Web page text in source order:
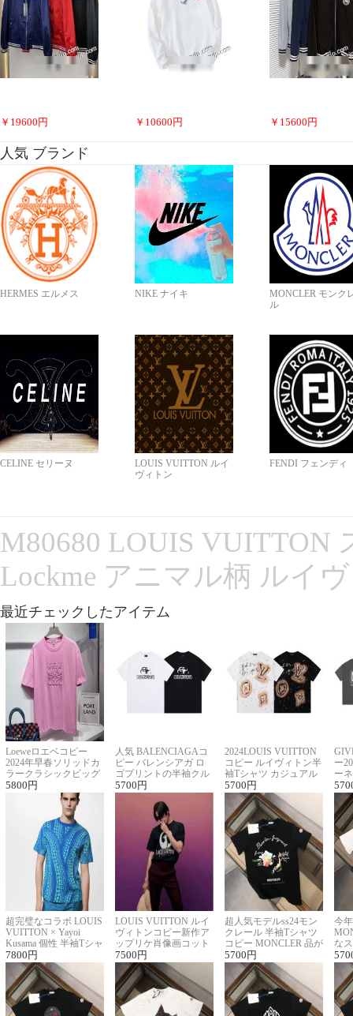
￥ 19600 円 ￥ 10600 円 ￥ 15600 円
人気 ブランド
HERMES エルメス NIKE ナイキ
MONCLER モンク
ル
CELINE セリーヌ
LOUIS VUITTON ルイ
ヴィトン
FENDI フェンディ
M80680 LOUIS VUITTON
Lockme アニマル柄 ルイ
最近チェックしたアイテム
Loeweロエベコピー
2024年早春ソリッドカ
ラークラシックビッグ
ロゴ刺繍Tシャツ
5800 円
人気 BALENCIAGAコ
ピー バレンシアガ ロ
ゴプリントの半袖クル
ーネックTシャツ
5700 円
2024LOUIS VUITTON
コピー ルイヴィトン半
袖Tシャツ カジュアル
に馴染む 2色展開
5700 円
ー
ー
ー
超完璧なコラボ LOUIS
VUITTON × Yayoi
Kusama 個性 半袖Tシャ
ツコピー男女兼用
7800 円
LOUIS VUITTON ルイ
ヴィトンコピー新作ア
ップリケ肖像画コット
ンニット半袖Tシャツ
7500 円
超人気モデルss24モン
クレール 半袖Tシャツ
コピー MONCLER 品が
良く見た目
5700 円
今
な
ル